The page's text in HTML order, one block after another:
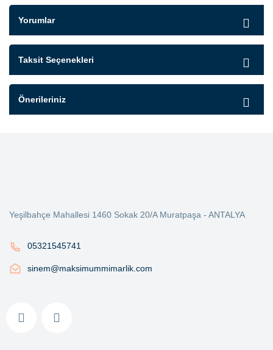
Yorumlar
Taksit Seçenekleri
Önerileriniz
Yeşilbahçe Mahallesi 1460 Sokak 20/A Muratpaşa - ANTALYA
05321545741
sinem@maksimummimarlik.com